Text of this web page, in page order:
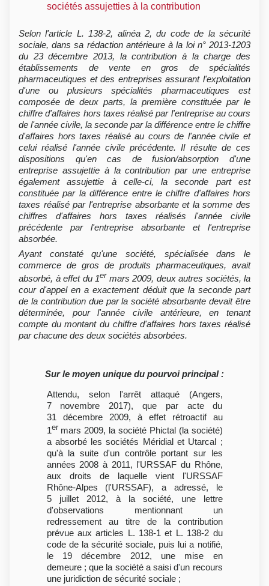
sociétés assujetties à la contribution
Selon l'article L. 138-2, alinéa 2, du code de la sécurité
sociale, dans sa rédaction antérieure à la loi n° 2013-1203
du 23 décembre 2013, la contribution à la charge des
établissements de vente en gros de spécialités
pharmaceutiques et des entreprises assurant l'exploitation
d'une ou plusieurs spécialités pharmaceutiques est
composée de deux parts, la première constituée par le
chiffre d'affaires hors taxes réalisé par l'entreprise au cours
de l'année civile, la seconde par la différence entre le chiffre
d'affaires hors taxes réalisé au cours de l'année civile et
celui réalisé l'année civile précédente. Il résulte de ces
dispositions qu'en cas de fusion/absorption d'une
entreprise assujettie à la contribution par une entreprise
également assujettie à celle-ci, la seconde part est
constituée par la différence entre le chiffre d'affaires hors
taxes réalisé par l'entreprise absorbante et la somme des
chiffres d'affaires hors taxes réalisés l'année civile
précédente par l'entreprise absorbante et l'entreprise
absorbée.
Ayant constaté qu'une société, spécialisée dans le
commerce de gros de produits pharmaceutiques, avait
absorbé, à effet du 1er mars 2009, deux autres sociétés, la
cour d'appel en a exactement déduit que la seconde part
de la contribution due par la société absorbante devait être
déterminée, pour l'année civile antérieure, en tenant
compte du montant du chiffre d'affaires hors taxes réalisé
par chacune des deux sociétés absorbées.
Sur le moyen unique du pourvoi principal :
Attendu, selon l'arrêt attaqué (Angers,
7 novembre 2017), que par acte du
31 décembre 2009, à effet rétroactif au
1er mars 2009, la société Phictal (la société)
a absorbé les sociétés Méridial et Utarcal ;
qu'à la suite d'un contrôle portant sur les
années 2008 à 2011, l'URSSAF du Rhône,
aux droits de laquelle vient l'URSSAF
Rhône-Alpes (l'URSSAF), a adressé, le
5 juillet 2012, à la société, une lettre
d'observations mentionnant un
redressement au titre de la contribution
prévue aux articles L. 138-1 et L. 138-2 du
code de la sécurité sociale, puis lui a notifié,
le 19 décembre 2012, une mise en
demeure ; que la société a saisi d'un recours
une juridiction de sécurité sociale ;